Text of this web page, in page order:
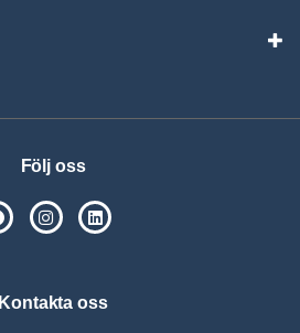
Följ oss
SPSM på Facebook
SPSM på Instagram
Kontakta oss